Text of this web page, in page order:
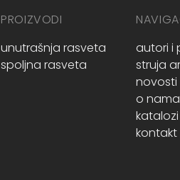
PROIZVODI
unutrašnja rasveta
spoljna rasveta
autori i
struja
novosti
o nama
katalozi
kontakt